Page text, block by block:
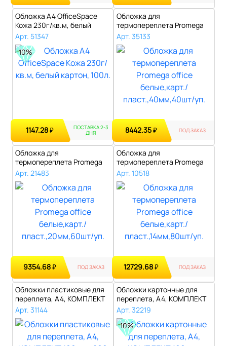
Обложка А4 OfficeSpace
Кожа 230г/кв.м, белый
картон, 10..
Арт. 51347
10%
1147.28₽ ПОСТАВКА 2-3
ДНЯ
Обложка для
термопереплета Promega
office белые,карт./п..
Арт. 35133
8442.35₽ ПОД ЗАКАЗ
Обложка для
термопереплета Promega
office белые,карт./п..
Арт. 21483
9354.68₽ ПОД ЗАКАЗ
Обложка для
термопереплета Promega
office белые,карт./п..
Арт. 10518
12729.68₽ ПОД ЗАКАЗ
Обложки пластиковые для
переплета, А4, КОМПЛЕКТ
100 шт...
Арт. 31144
Обложки картонные для
переплета, А4, КОМПЛЕКТ
100 шт., ..
Арт. 32219
10%